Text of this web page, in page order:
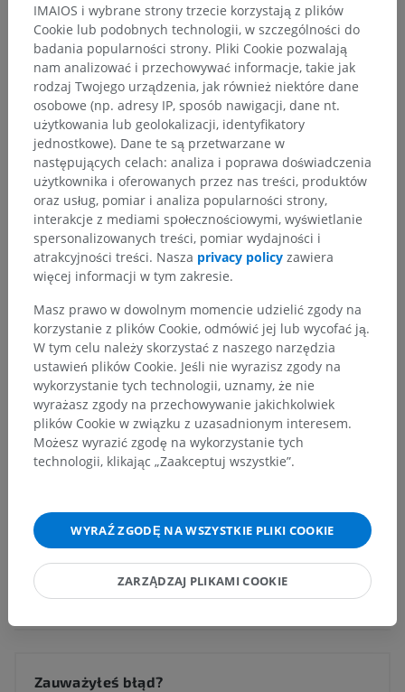
https://www.ncbi.nlm.nih.gov/sites/books/NBK544249/
Hierarchia anatomiczna
Anatomia człowieka 2
Anatomia człowieka 1
Anatomia układu kostnego> Układ nerwowy>
Centralny system nerwowy> Mózg
Tyłomózgowie
>
Rdzeniomózgowie, rdzeń przedłużony> Isota szara>
Pole najdalsze
Powiązane struktury:Nie istnieją struktury powiązane
z tą częścią ciała
Neuroanatomia człowieka
Porównawcza anatomia zwierząt
Tłumaczenia
Zauważyłeś błąd?
IMAIOS i wybrane strony trzecie korzystają z plików
Cookie lub podobnych technologii, w szczególności do
badania popularności strony. Pliki Cookie pozwalają
nam analizować i przechowywać informacje, takie jak
rodzaj Twojego urządzenia, jak również niektóre dane
osobowe (np. adresy IP, sposób nawigacji, dane nt.
użytkowania lub geolokalizacji, identyfikatory
jednostkowe). Dane te są przetwarzane w
następujących celach: analiza i poprawa doświadczenia
użytkownika i oferowanych przez nas treści, produktów
oraz usług, pomiar i analiza popularności strony,
interakcje z mediami społecznościowymi, wyświetlanie
spersonalizowanych treści, pomiar wydajności i
atrakcyjności treści. Nasza privacy policy zawiera
więcej informacji w tym zakresie.
Masz prawo w dowolnym momencie udzielić zgody na
korzystanie z plików Cookie, odmówić jej lub wycofać ją.
W tym celu należy skorzystać z naszego narzędzia
ustawień plików Cookie. Jeśli nie wyrazisz zgody na
wykorzystanie tych technologii, uznamy, że nie
wyrażasz zgody na przechowywanie jakichkolwiek
plików Cookie w związku z uzasadnionym interesem.
Możesz wyrazić zgodę na wykorzystanie tych
technologii, klikając „Zaakceptuj wszystkie”.
WYRAŹ ZGODĘ NA WSZYSTKIE PLIKI COOKIE
ZARZĄDZAJ PLIKAMI COOKIE